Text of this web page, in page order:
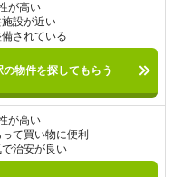
が高い
施設が近い
されている
の物件を探してもらう
が高い
て買い物に便利
で治安が良い